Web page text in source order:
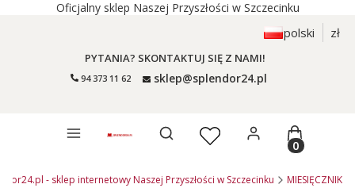
Oficjalny sklep Naszej Przyszłości w Szczecinku
polski zł
PYTANIA? SKONTAKTUJ SIĘ Z NAMI!
94 373 11 62 sklep@splendor24.pl
Otwórz wyszukiwarkęProdukty
- sklep internetowy Naszej Przyszłości w Szczecinku MIESIĘCZNIK